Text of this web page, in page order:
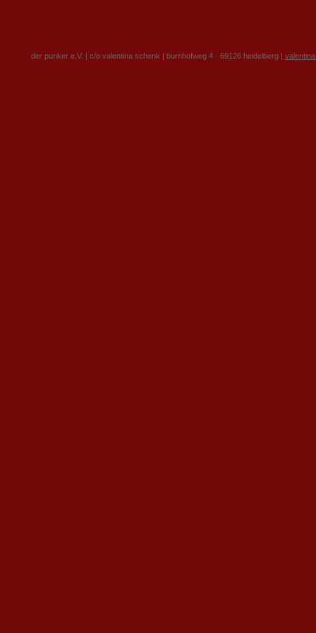
der punker e.V. | c/o valentina schenk | burnhofweg 4 · 69126 heidelberg |